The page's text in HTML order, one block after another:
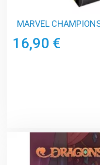
MARVEL
16,90 €